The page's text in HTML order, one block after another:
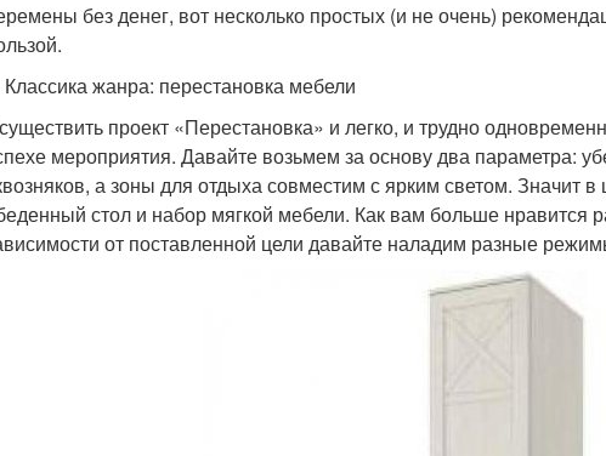
без денег, вот несколько простых (и не очень)
Классика жанра: перестановка мебели
проект «Перестановка» и легко, и трудно
мероприятия. Давайте возьмем за основу два параметра:
а зоны для отдыха совместим с ярким светом. Значит
стол и набор мягкой мебели. Как вам больше нравится
от поставленной цели давайте наладим разные